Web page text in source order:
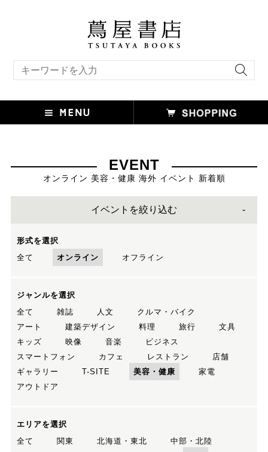
EVENT
オンライン 美容・健康 海外 イベント 新着順
イベントを絞り込む
形式を選択
全て
オンライン オフライン
ジャンルを選択
全て
雑誌 人文
クルマ・バイク
アート
建築デザイン 料理 旅行
文具
キッズ
映像 音楽
ビジネス
スマートフォン
カフェ レストラン
店舗
ギャラリー
T-SITE 美容・健康
家電
アウトドア
エリアを選択
全て
関東 北海道・東北
中部・北陸